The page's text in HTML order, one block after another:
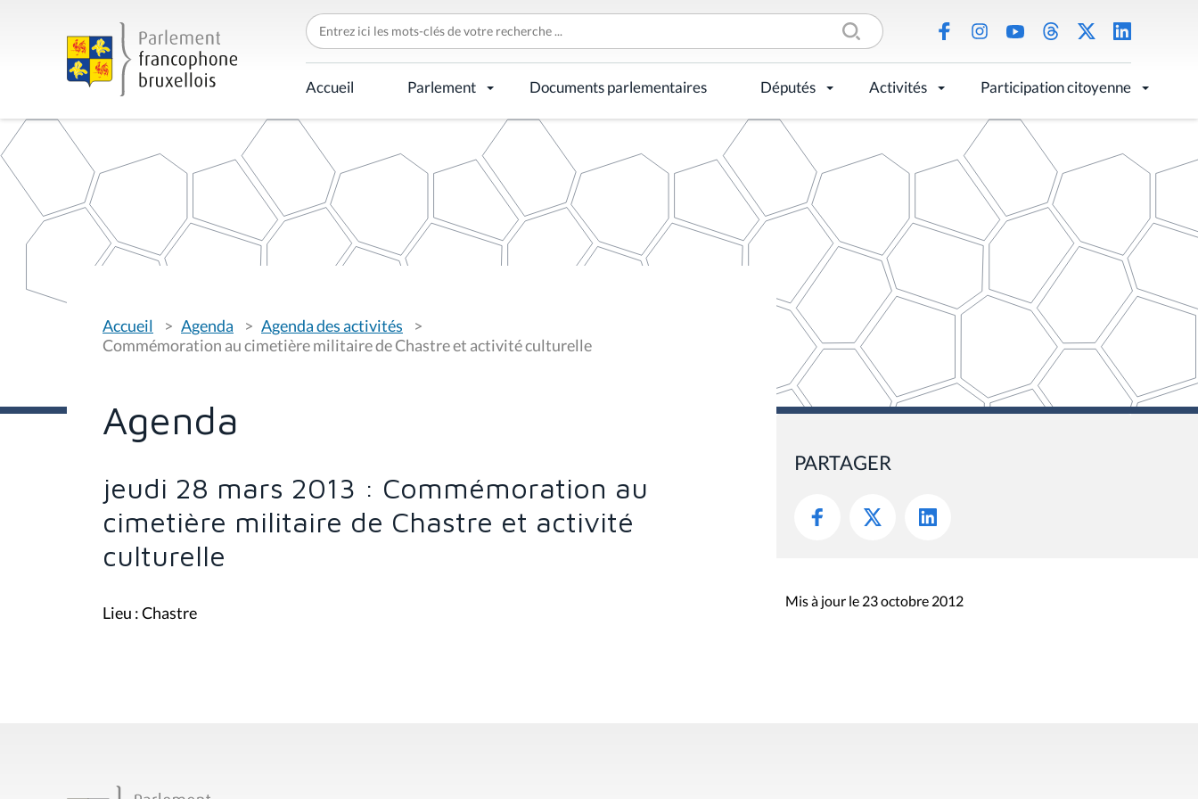
C
h
e
r
c
h
r
p
Accueil Parlement Documents parlementaires Députés Activités Participation citoyenne
o
u
i
:
Accueil Agenda
Agenda des activités
Commémoration au cimetière militaire de Chastre et activité culturelle
Agenda
jeudi 28 mars 2013 : Commémoration au
cimetière militaire de Chastre et activité
culturelle
Lieu : Chastre
PARTAGER
Mis à jour le 23 octobre 2012